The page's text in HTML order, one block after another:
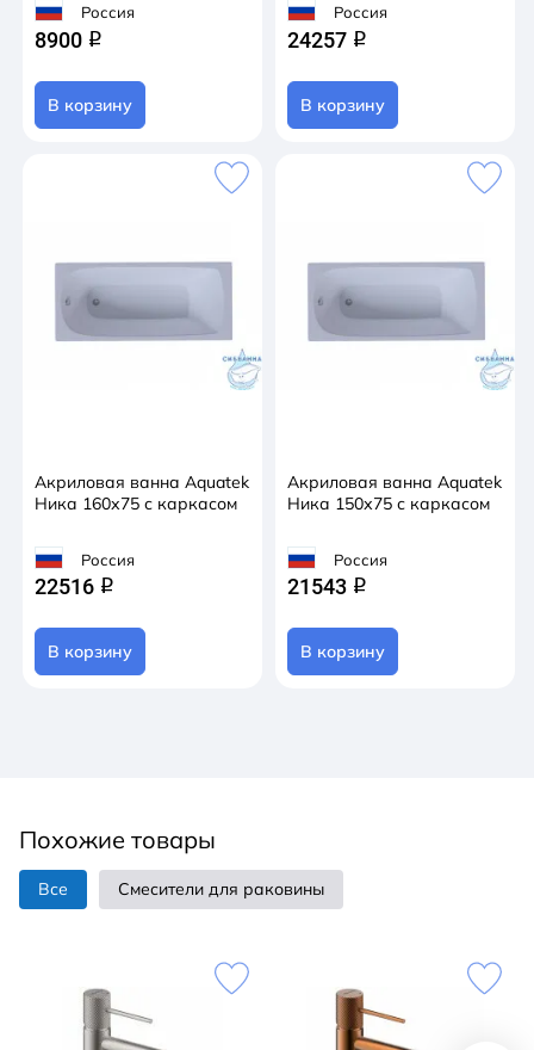
Россия
8900 q
В корзину
Россия
24257 q
В корзину
Акриловая ванна Aquatek
Ника 160х75 с каркасом
Россия
22516 q
В корзину
Акриловая ванна Aquatek
Ника 150х75 с каркасом
Россия
21543 q
В корзину
Похожие товары
Все Смесители для раковины